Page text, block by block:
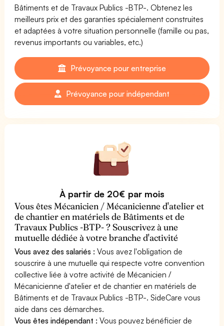
Bâtiments et de Travaux Publics -BTP-. Obtenez les
meilleurs prix et des garanties spécialement construites
et adaptées à votre situation personnelle (famille ou pas,
revenus importants ou variables, etc.)
Prévoyance pour entreprise
Prévoyance pour indépendant
À partir de 20€ par mois
Vous êtes Mécanicien / Mécanicienne d'atelier et
de chantier en matériels de Bâtiments et de
Travaux Publics -BTP- ? Souscrivez à une
mutuelle dédiée à votre branche d'activité
Vous avez des salariés : Vous avez l'obligation de
souscrire à une mutuelle qui respecte votre convention
collective liée à votre activité de Mécanicien /
Mécanicienne d'atelier et de chantier en matériels de
Bâtiments et de Travaux Publics -BTP-. SideCare vous
aide dans ces démarches.
Vous êtes indépendant : Vous pouvez bénéficier de